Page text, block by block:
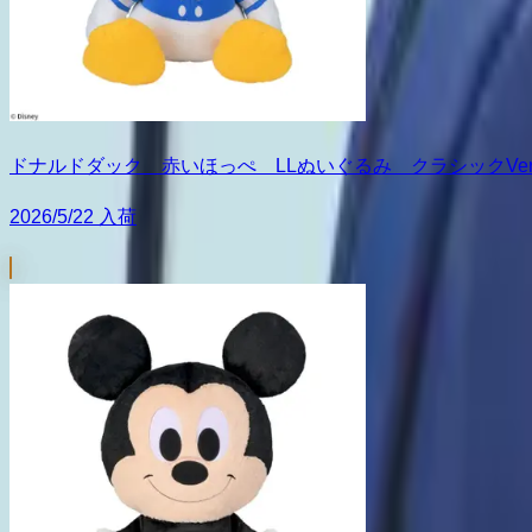
ドナルドダック 赤いほっぺ LLぬいぐるみ クラシック
2026/5/22 入荷